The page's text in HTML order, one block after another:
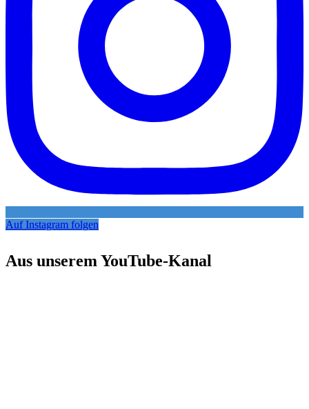
Auf Instagram folgen
Aus unserem YouTube-Kanal